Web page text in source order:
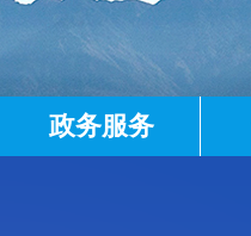
政务服务